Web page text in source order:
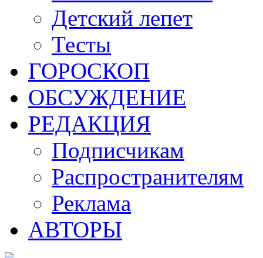
Детский лепет
Тесты
ГОРОСКОП
ОБСУЖДЕНИЕ
РЕДАКЦИЯ
Подписчикам
Распространителям
Реклама
АВТОРЫ